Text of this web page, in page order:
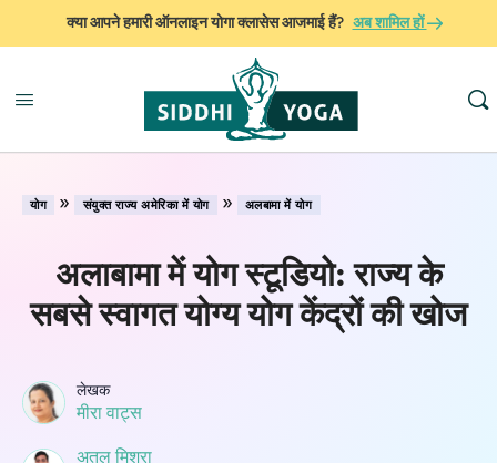
क्या आपने हमारी ऑनलाइन योगा क्लासेस आजमाई हैं? अब शामिल हों
योग » संयुक्त राज्य अमेरिका में योग » अलबामा में योग
अलाबामा में योग स्टूडियो: राज्य के
सबसे स्वागत योग्य योग केंद्रों की खोज
लेखक
मीरा वाट्स
अतुल मिश्रा